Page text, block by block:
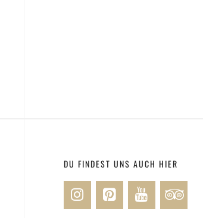
DU FINDEST UNS AUCH HIER